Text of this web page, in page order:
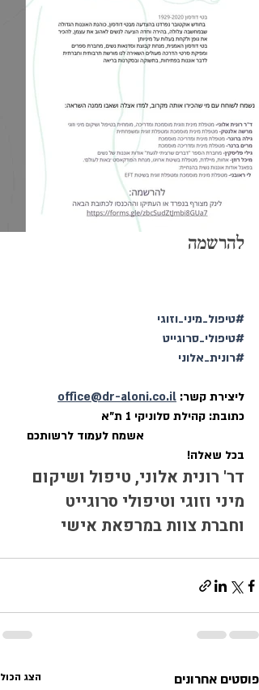
להרשמה
#טיפול_מיני_וזוגי
#טיפולי_סרוגייט
#רונית_אלוני
ליצירת קשר: office@dr-aloni.co.il
כתובת: קהילת סלוניקי 1 ת"א
                               אשמח לעמוד לרשותכם
בכל שאלה!
דר' רונית אלוני, טיפול ושיקום
מיני וזוגי וטיפולי סרוגייט
וחברת צוות במרפאת אישי
פוסטים אחרונים הצג הכול